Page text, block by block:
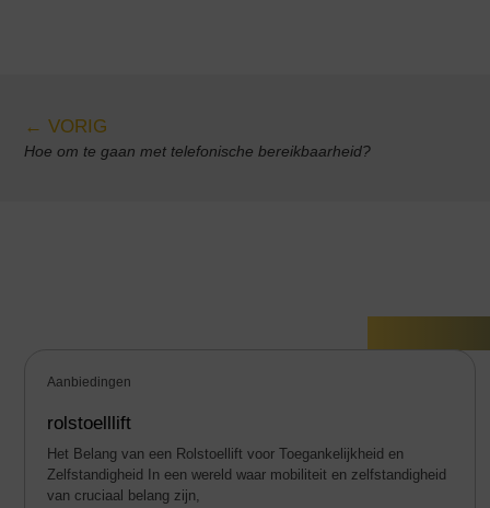
← VORIG
Hoe om te gaan met telefonische bereikbaarheid?
Aanbiedingen
rolstoelllift
Het Belang van een Rolstoellift voor Toegankelijkheid en
Zelfstandigheid In een wereld waar mobiliteit en zelfstandigheid
van cruciaal belang zijn,